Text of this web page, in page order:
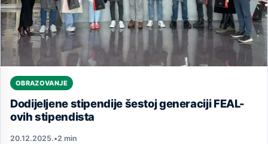
OBRAZOVANJE
Dodijeljene stipendije šestoj generaciji FEAL-
ovih stipendista
20.12.2025.•2 min